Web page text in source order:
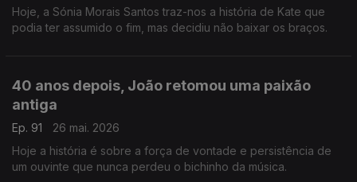
Hoje, a Sónia Morais Santos traz-nos a história de Kate que
podia ter assumido o fim, mas decidiu não baixar os braços.
40 anos depois, João retomou uma paixão
antiga
Ep. 91
26 mai. 2026
Hoje a história é sobre a força de vontade e persistência de
um ouvinte que nunca perdeu o bichinho da música.